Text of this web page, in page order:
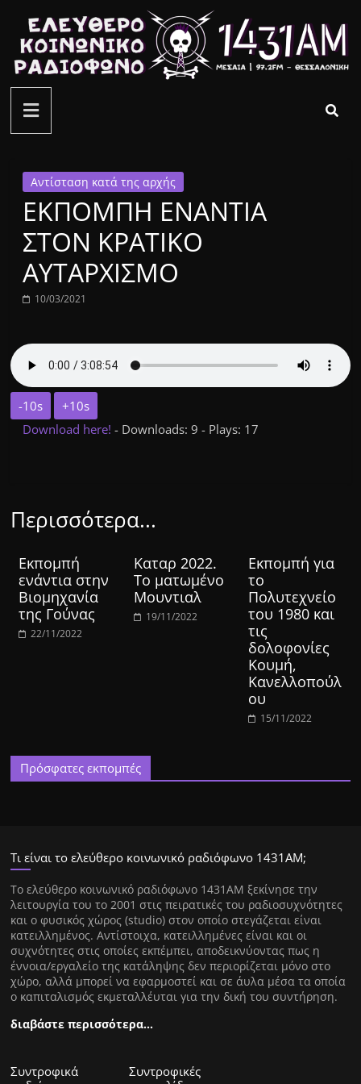
περιεχόμενο
ελεύθερο
κοινωνικό
ραδιόφωνο
1431AM
Αντίσταση κατά της αρχής
ΕΚΠΟΜΠΗ ΕΝΑΝΤΙΑ
ΣΤΟΝ ΚΡΑΤΙΚΟ
ΑΥΤΑΡΧΙΣΜΟ
10/03/2021
-10s
+10s
Download here!- Downloads: 9 - Plays: 17
Περισσότερα...
Εκπομπή
ενάντια στην
Βιομηχανία
της Γούνας
22/11/2022
Καταρ 2022.
Το ματωμένο
Μουντιαλ
19/11/2022
Εκπομπή για
το
Πολυτεχνείο
του 1980 και
τις
δολοφονίες
Κουμή,
Κανελλοπούλ
ου
15/11/2022
Πρόσφατες εκπομπές
Τι είναι το ελεύθερο κοινωνικό ραδιόφωνο 1431ΑΜ;
Tο ελεύθερο κοινωνικό ραδιόφωνο 1431AM ξεκίνησε την
λειτουργία του το 2001 στις πειρατικές του ραδιοσυχνότητες
και ο φυσικός χώρος (studio) στον οποίο στεγάζεται είναι
κατειλλημένος. Αντίστοιχα, κατειλλημένες είναι και οι
συχνότητες στις οποίες εκπέμπει, αποδεικνύοντας πως η
έννοια/εργαλείο της κατάληψης δεν περιορίζεται μόνο στο
χώρο, αλλά μπορεί να εφαρμοστεί και σε άυλα μέσα τα οποία
ο καπιταλισμός εκμεταλλέυται για την δική του συντήρηση.
διαβάστε περισσότερα…
Συντροφικά
Συντροφικές